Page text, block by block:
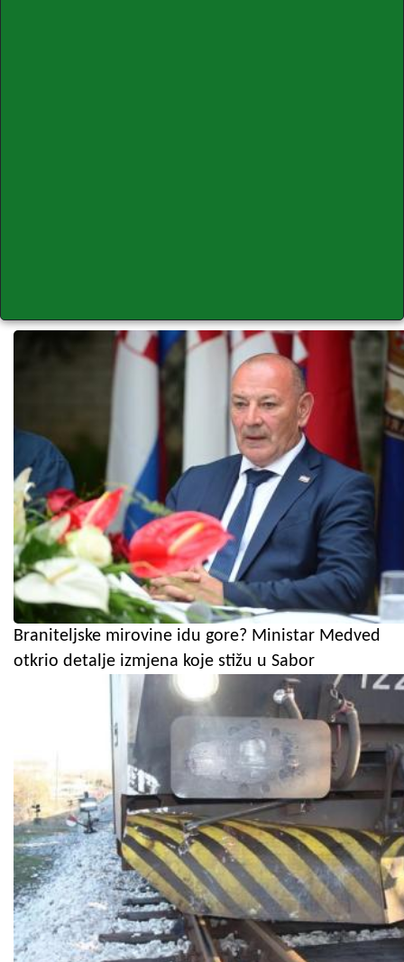
Braniteljske mirovine idu gore? Ministar Medved
otkrio detalje izmjena koje stižu u Sabor